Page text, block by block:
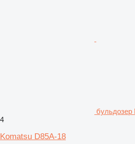
бульдозер
4
Komatsu D85A-18